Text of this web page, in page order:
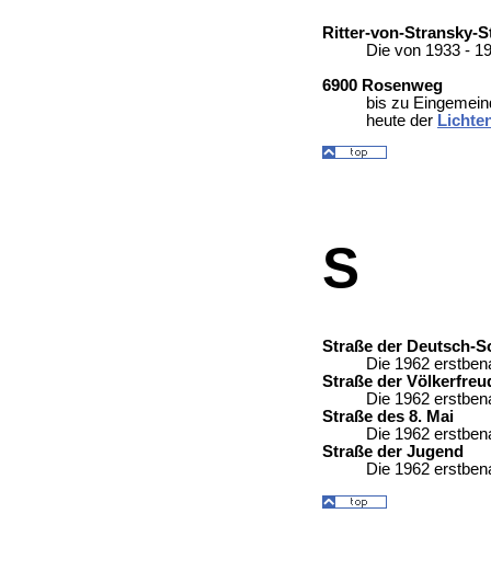
Ritter-von-Stransky-
Die von 1933 -
6900 Rosenweg
bis zu
heute der
S
Straße der Deutsch-
Die 1962
Straße der
Die 1962
Straße des 8. Mai
Die 1962
Straße der Jugend
Die 1962